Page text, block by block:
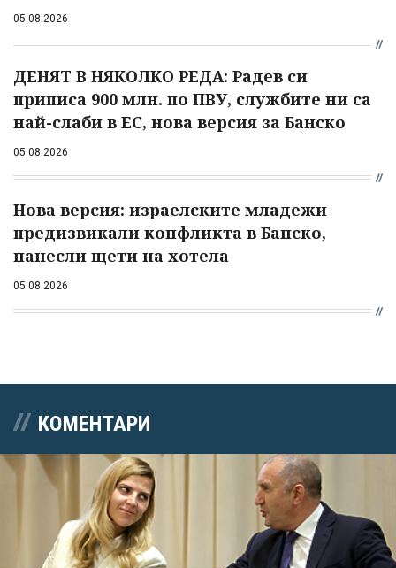
05.08.2026
ДЕНЯТ В НЯКОЛКО РЕДА: Радев си
приписа 900 млн. по ПВУ, службите ни са
най-слаби в ЕС, нова версия за Банско
05.08.2026
Нова версия: израелските младежи
предизвикали конфликта в Банско,
нанесли щети на хотела
05.08.2026
КОМЕНТАРИ